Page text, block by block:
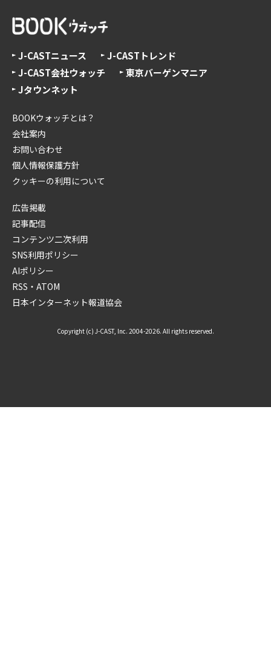
J-CASTニュース
J-CASTトレンド
J-CAST会社ウォッチ
東京バーゲンマニア
Jタウンネット
BOOKウォッチとは？
会社案内
お問い合わせ
個人情報保護方針
クッキーの利用について
広告掲載
記事配信
コンテンツ二次利用
SNS利用ポリシー
AIポリシー
RSS・ATOM
日本インターネット報道協会
Copyright (c) J-CAST, Inc. 2004-2026. All rights reserved.